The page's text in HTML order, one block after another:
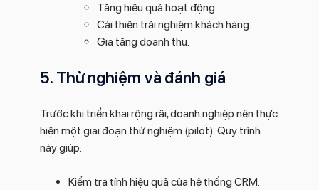
Tăng hiệu quả hoạt động.
Cải thiện trải nghiệm khách hàng.
Gia tăng doanh thu.
5. Thử nghiệm và đánh giá
Trước khi triển khai rộng rãi, doanh nghiệp nên thực
hiện một giai đoạn thử nghiệm (pilot). Quy trình
này giúp:
Kiểm tra tính hiệu quả của hệ thống CRM.